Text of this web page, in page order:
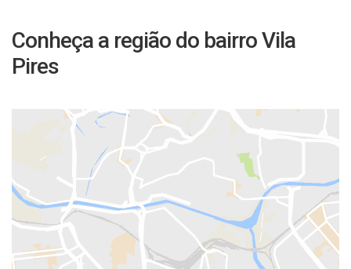
Conheça a região do bairro Vila
Pires